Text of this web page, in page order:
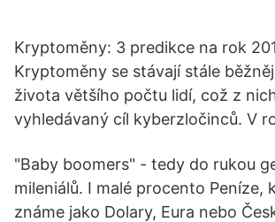
Kryptoměny: 3 predikce na rok
Kryptoměny se stávají stále
života většího počtu lidí, což z
vyhledávaný cíl kyberzločinců. V
"Baby boomers" - tedy do rukou
mileniálů. I malé procento Peníze,
známe jako Dolary, Eura nebo